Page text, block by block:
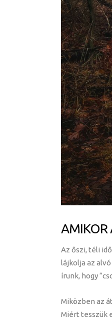
AMIKOR
Az őszi, téli
lájkolja az
írunk, hogy
Miközben az
Miért tesszük